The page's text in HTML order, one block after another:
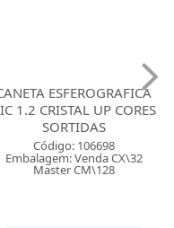
ESFEROGRAFICA
1.2 CRISTAL UP CORES
SORTIDAS
Código: 106698
Embalagem: Venda CX\32
Master CM\128